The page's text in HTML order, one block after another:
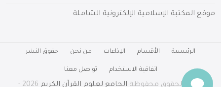
موقع المكتبة الإسلامية الإلكترونية الشاملة
الرئيسية الأقسام الإذاعات من نحن حقوق النشر
اتفاقية الاستخدام تواصل معنا
جميع الحقوق محفوظة الجامع لعلوم القرآن الكريم 2026 -